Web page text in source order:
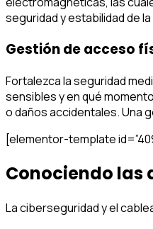
seguridad y estabilidad de
Gestión de acceso
Fortalezca la seguridad
sensibles y en qué
o daños accidentales. Una
[elementor-template
Conociendo las
La ciberseguridad y el